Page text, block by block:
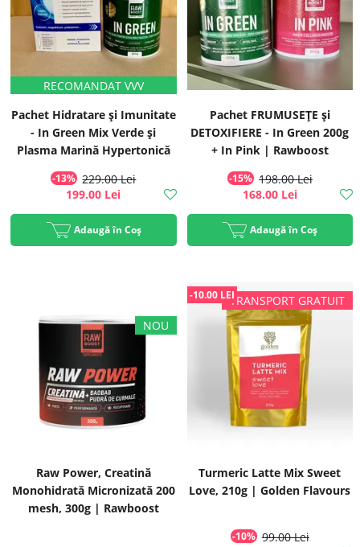
Pachet Hidratare și Imunitate
- In Green Mix Verde și
Plasma Marină Hypertonică
Biocean
-13% 229.00 Lei
199.00 Lei
Adaugă în Coș
Pachet FRUMUSEȚE și
DETOXIFIERE - In Green 200g
+ In Pink | Rawboost
-15% 198.00 Lei
168.00 Lei
Adaugă în Coș
Raw Power, Creatină
Monohidrată Micronizată 200
mesh, 300g | Rawboost
Turmeric Latte Mix Sweet
Love, 210g | Golden Flavours
-10% 99.00 Lei
-10.00 LEI